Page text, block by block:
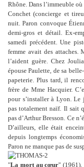
Rhône. Dans l’immeuble
Conchet (concierge et
nuit. Paron convoque
demi-gros et détail. Ex-
samedi précédent. Une
femme avait des attaches.
l’aident guère. Chez
épouse Paulette, de sa
papeterie. Plus tard, il
frère de Mme Hacquier.
pour s’installer à Lyon. Le
pas totalement naïf. Il sait
pas d’Arthur Bresson. Ce
D’ailleurs, elle était
depuis longtemps
Paron ne manque pas de
"La mort au cœur" (1961).